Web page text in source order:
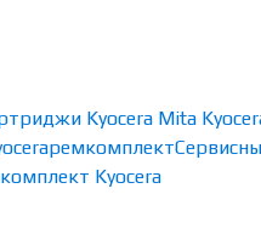
Kyocera Mita
ремкомплект
Kyocera